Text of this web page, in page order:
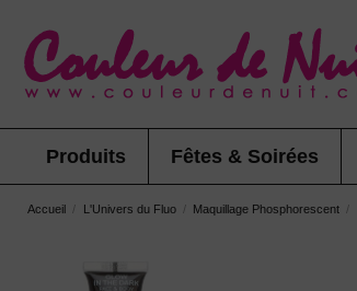
Produits Fêtes & Soirées
Accueil L'Univers du Fluo Maquillage Phosphorescent